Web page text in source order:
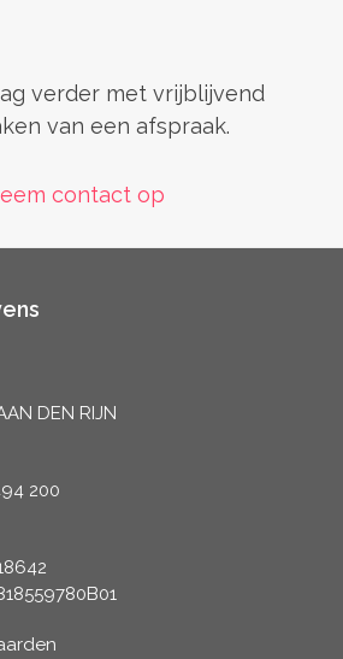
verder met vrijblijvend
van een afspraak.
contact op
DEN RIJN
200